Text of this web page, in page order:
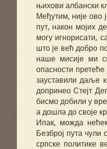
њихови албански
Међутим, није ово
пут, након мојих
могу игнорисати,
што је већ добро
наше мисије ми
опасности
зауставили даље
допринео Стејт
бисмо добили у
а дошла до своје
Ипак, можда
Безброј пута
српске политике